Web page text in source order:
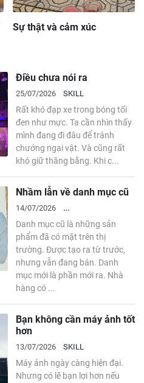
Sự thật và cảm xúc
Điều chưa nói ra
25/07/2026 SKILL
Rất khó đạp xe trong bóng tối
đen như mực. Ta cần nhìn thấy
mình đang đi đâu để tránh
chướng ngại vật. Và cũng rất
khó giữ thăng bằng. Khi c...
Nhầm lẫn về danh mục cũ
14/07/2026
ENTREPRENEURSHIP
Danh mục cũ là những sản
phẩm đã có mặt trên thị
trường. Được tạo ra từ trước,
nhưng vẫn đang bán. Danh
mục mới là phần mới ra. Nhà
hàng có ...
Bạn không cần máy ảnh tốt
hơn
13/07/2026 SKILL
Máy ảnh ngày càng hiện đại.
Nhưng có lẽ bạn lợi hơn nếu